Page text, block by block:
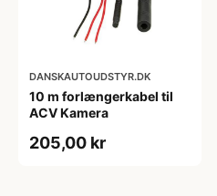
DANSKAUTOUDSTYR.DK
10 m forlængerkabel til
ACV Kamera
205,00 kr